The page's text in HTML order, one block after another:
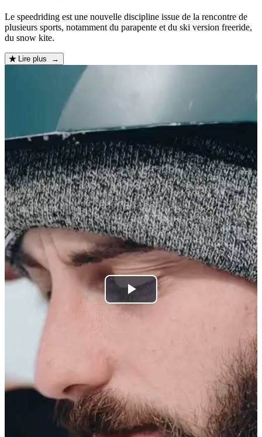
Le speedriding est une nouvelle discipline issue de la rencontre de
plusieurs sports, notamment du parapente et du ski version freeride,
du snow kite.
Lire plus →
Play